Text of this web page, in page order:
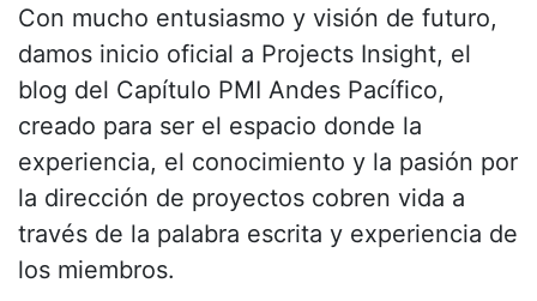
Con mucho entusiasmo y visión de futuro,
damos inicio oficial a Projects Insight, el
blog del Capítulo PMI Andes Pacífico,
creado para ser el espacio donde la
experiencia, el conocimiento y la pasión por
la dirección de proyectos cobren vida a
través de la palabra escrita y experiencia de
los miembros.